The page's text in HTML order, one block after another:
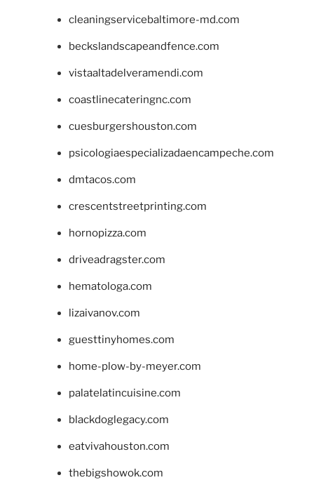
cleaningservicebaltimore-md.com
beckslandscapeandfence.com
vistaaltadelveramendi.com
coastlinecateringnc.com
cuesburgershouston.com
psicologiaespecializadaencampeche.com
dmtacos.com
crescentstreetprinting.com
hornopizza.com
driveadragster.com
hematologa.com
lizaivanov.com
guesttinyhomes.com
home-plow-by-meyer.com
palatelatincuisine.com
blackdoglegacy.com
eatvivahouston.com
thebigshowok.com